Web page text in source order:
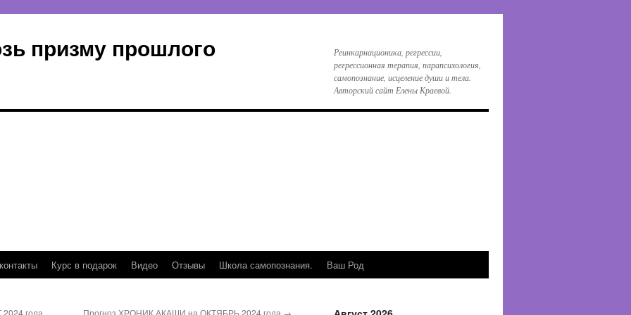
призму прошлого
Реинкарнационика, регрессии,
регрессионная терапия, парапсихология,
самопознание, исцеление души и тела.
Авторский сайт Елены Краевой.
Курс в подарок Видео Отзывы Школа самопознания. Ваш Род
года Прогноз ХРОНИК АКАШИ на ОКТЯБРЬ 2024 года →